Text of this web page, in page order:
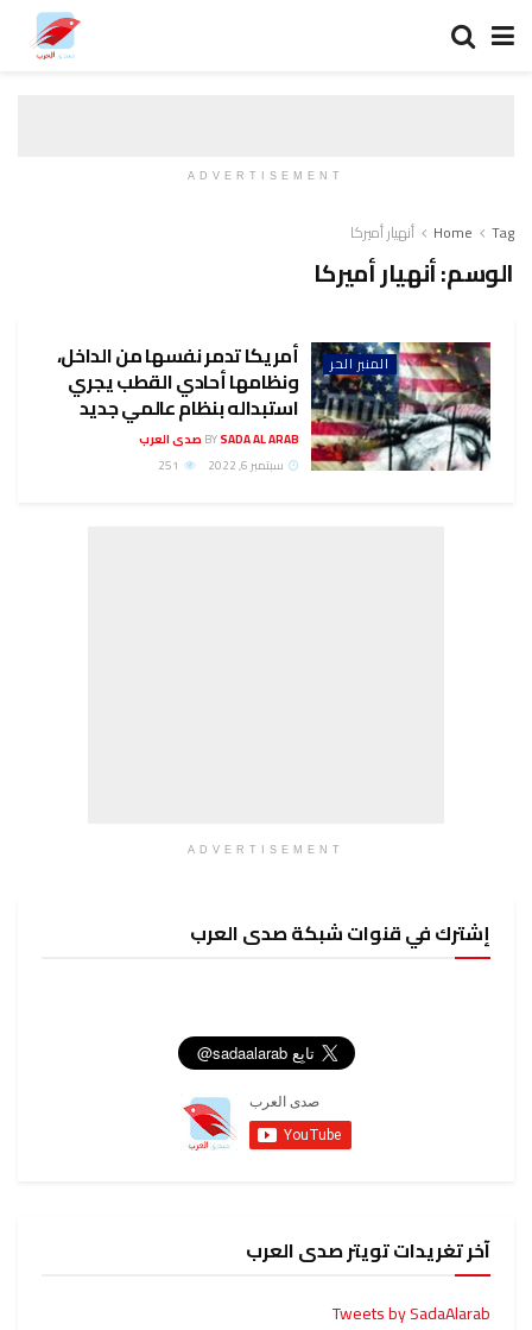
ADVERTISEMENT
Home Tag أنهيار أميركا
الوسم:أنهيار أميركا
المنبر الحر أمريكا تدمر نفسها من الداخل،
ونظامها أحادي القطب يجري
استبداله بنظام عالمي جديد
BYSADA AL ARAB صدى العرب
سبتمبر 6, 2022
ADVERTISEMENT
إشترك في قنوات شبكة صدى العرب
آخر تغريدات تويتر صدى العرب
Tweets by SadaAlarab